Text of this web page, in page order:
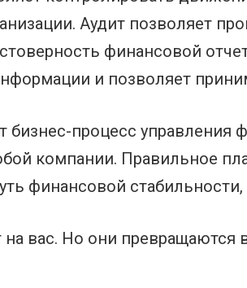
Аудит позволяет
финансовой
и позволяет
бизнес-процесс
компании. Правильное
финансовой
вас. Но они превращаются